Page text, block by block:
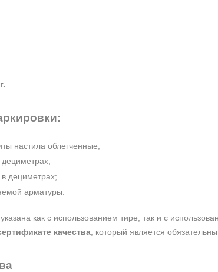
настила облегченные;
дециметрах;
арматуры.
как с использованием тире, так и с
качества , который является